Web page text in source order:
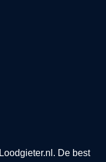
Loodgieter.nl . De best